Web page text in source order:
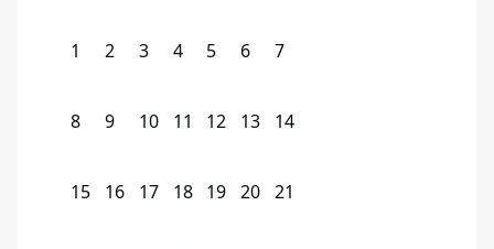
1 2 3 4 5 6 7
8 9 10 11 12 13 14
15 16 17 18 19 20 21